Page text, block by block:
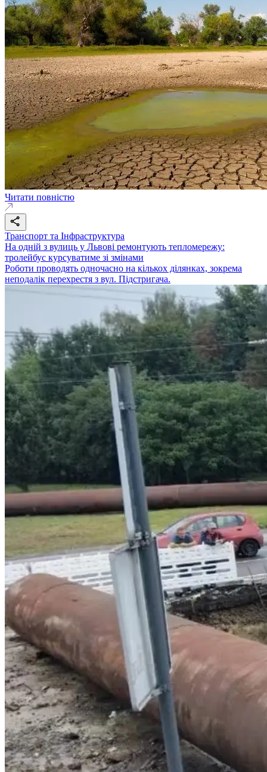
Читати повністю
Транспорт та Інфраструктура
На одній з вулиць у Львові ремонтують тепломережу:
тролейбус курсуватиме зі змінами
Роботи проводять одночасно на кількох ділянках, зокрема
неподалік перехрестя з вул. Підстригача.